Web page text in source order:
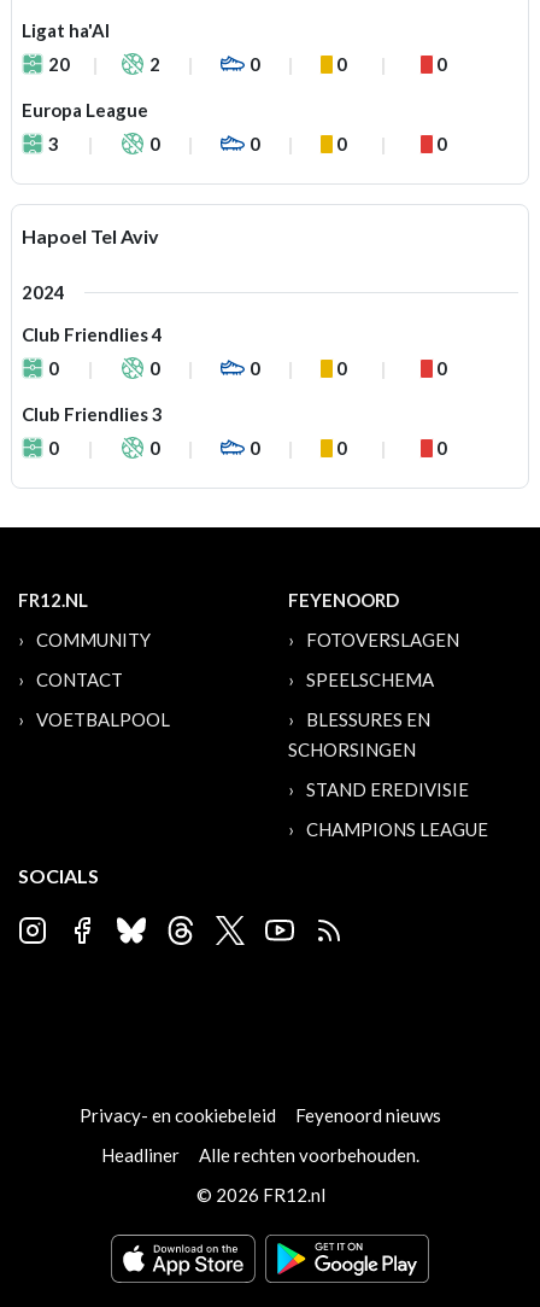
Ligat ha'Al
20
2 0 0 0
Europa League
3
0 0 0 0
Hapoel Tel Aviv
2024
Club Friendlies 4
0
0 0 0 0
Club Friendlies 3
0
0 0 0 0
FR12.NL
COMMUNITY
CONTACT
VOETBALPOOL
FEYENOORD
FOTOVERSLAGEN
SPEELSCHEMA
BLESSURES EN
SCHORSINGEN
STAND EREDIVISIE
CHAMPIONS LEAGUE
SOCIALS
Privacy- en cookiebeleid
Feyenoord nieuws
Headliner
Alle rechten voorbehouden.
© 2026 FR12.nl